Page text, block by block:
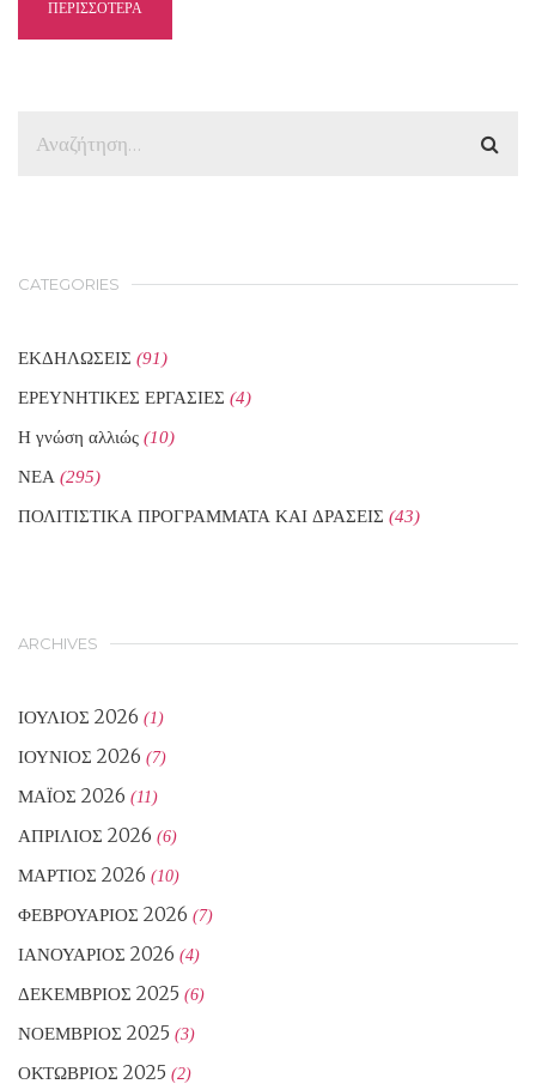
ΠΕΡΙΣΣΟΤΕΡΑ
CATEGORIES
ΕΚΔΗΛΩΣΕΙΣ (91)
ΕΡΕΥΝΗΤΙΚΕΣ ΕΡΓΑΣΙΕΣ (4)
Η γνώση αλλιώς (10)
ΝΕΑ (295)
ΠΟΛΙΤΙΣΤΙΚΑ ΠΡΟΓΡΑΜΜΑΤΑ ΚΑΙ ΔΡΑΣΕΙΣ (43)
ARCHIVES
ΙΟΎΛΙΟΣ 2026 (1)
ΙΟΎΝΙΟΣ 2026 (7)
ΜΆΙΟΣ 2026 (11)
ΑΠΡΊΛΙΟΣ 2026 (6)
ΜΆΡΤΙΟΣ 2026 (10)
ΦΕΒΡΟΥΆΡΙΟΣ 2026 (7)
ΙΑΝΟΥΆΡΙΟΣ 2026 (4)
ΔΕΚΈΜΒΡΙΟΣ 2025 (6)
ΝΟΈΜΒΡΙΟΣ 2025 (3)
ΟΚΤΏΒΡΙΟΣ 2025 (2)